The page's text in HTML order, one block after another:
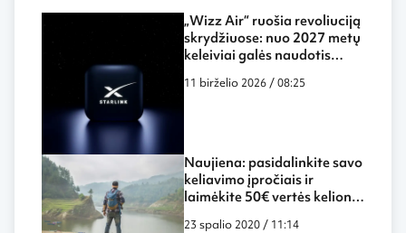
„Wizz Air“ ruošia revoliuciją
skrydžiuose: nuo 2027 metų
keleiviai galės naudotis
11 birželio 2026 / 08:25
Naujiena: pasidalinkite savo
keliavimo įpročiais ir
laimėkite 50€ vertės kelionių
kuponą!
23 spalio 2020 / 11:14